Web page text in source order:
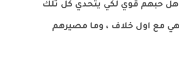
حبهم قوي لكي يتحدي كل تلك
مع اول خلاف ، وما مصيرهم